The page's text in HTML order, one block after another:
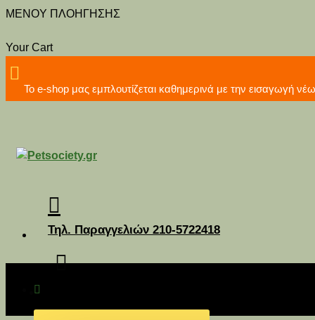
MENOY ΠΛΟΗΓΗΣΗΣ
Your Cart
Το e-shop μας εμπλουτίζεται καθημερινά με την
Τηλ. Παραγγελιών 210-5722418